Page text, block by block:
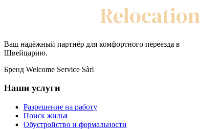
Relocation
Ваш надёжный партнёр для комфортного переезда в
Швейцарию.
Бренд Welcome Service Sàrl
Наши услуги
Разрешение на работу
Поиск жилья
Обустройство и формальности